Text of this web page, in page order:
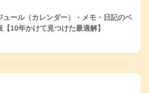
ュール（カレンダー）・メモ・日記のベ
【10年かけて見つけた最適解】